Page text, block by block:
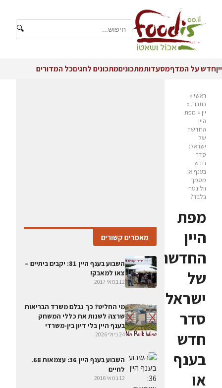
🔍
ייןחדש על המדףמסעדותמתכוניםמתכונים לחגיםכל המדורים
ראשי »
כתבות »
יין » מפת
היין
החדשה
של
ישראל:
סדר
חדש
בענף או
מסמך
וולונטרי
בלבד?
מפת
היין
החדשה
של
ישראל:
סדר
חדש
בענף
או
מאמרים קשורים
השבוע בענף היין 81: יקבים ביתיים –
צאו למאבק!
12 במאי 2017
מי החליט? כך נבלם משרד הבריאות
שרצה לשנות את כללי המשחק
בענף היין בלי דיון בין-משרדי
24 ביולי 2026
השבוע בענף היין 36: עצמאות 68.
לחיים
12 במאי 2016